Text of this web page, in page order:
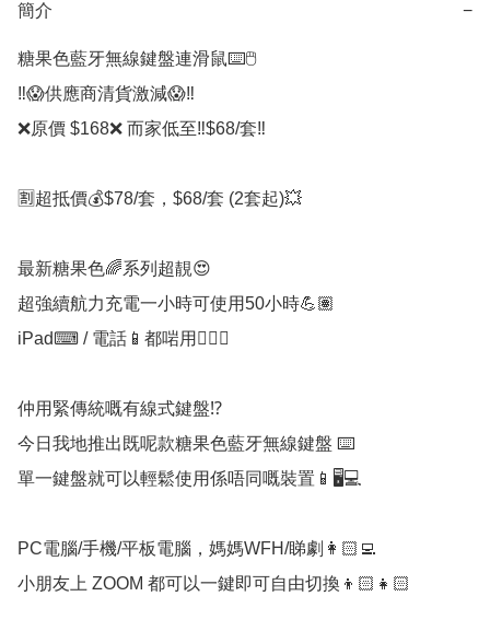
簡介 −
糖果色藍牙無線鍵盤連滑鼠⌨️🖱️
‼️😱供應商清貨激減😱‼️
❌原價 $168❌ 而家低至‼️$68/套‼️
🈹超抵價💰$78/套，$68/套 (2套起)💥
最新糖果色🌈系列超靚😍
超強續航力充電一小時可使用50小時💪🏽
iPad⌨ / 電話📱都啱用💁🏻‍♀️
仲用緊傳統嘅有線式鍵盤⁉️
今日我地推出既呢款糖果色藍牙無線鍵盤 ⌨️
單一鍵盤就可以輕鬆使用係唔同嘅裝置📱🖥️💻
PC電腦/手機/平板電腦，媽媽WFH/睇劇👩🏻‍💻
小朋友上 ZOOM 都可以一鍵即可自由切換👦🏻👧🏻